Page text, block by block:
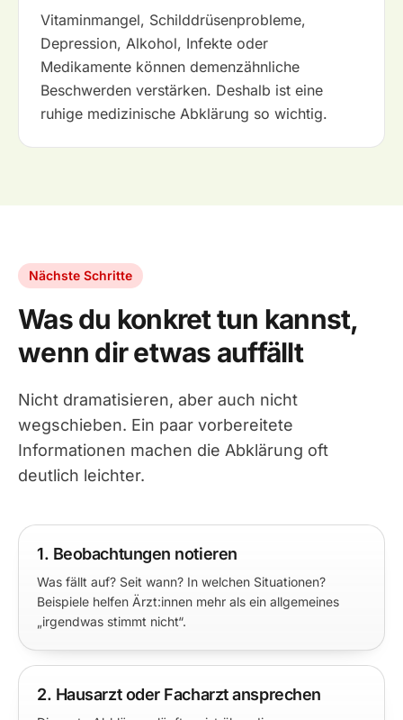
Vitaminmangel, Schilddrüsenprobleme,
Depression, Alkohol, Infekte oder
Medikamente können demenzähnliche
Beschwerden verstärken. Deshalb ist eine
ruhige medizinische Abklärung so wichtig.
Nächste Schritte
Was du konkret tun kannst,
wenn dir etwas auffällt
Nicht dramatisieren, aber auch nicht
wegschieben. Ein paar vorbereitete
Informationen machen die Abklärung oft
deutlich leichter.
1. Beobachtungen notieren
Was fällt auf? Seit wann? In welchen Situationen?
Beispiele helfen Ärzt:innen mehr als ein allgemeines
„irgendwas stimmt nicht“.
2. Hausarzt oder Facharzt ansprechen